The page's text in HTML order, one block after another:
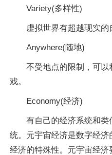
Variety(多样性)
虚拟世界有超越现实的
Anywhere(随地)
不受地点的限制，可
戏。
Economy(经济)
有自己的经济系统和
统。元宇宙经济是数字经
经济的特殊性。元宇宙经